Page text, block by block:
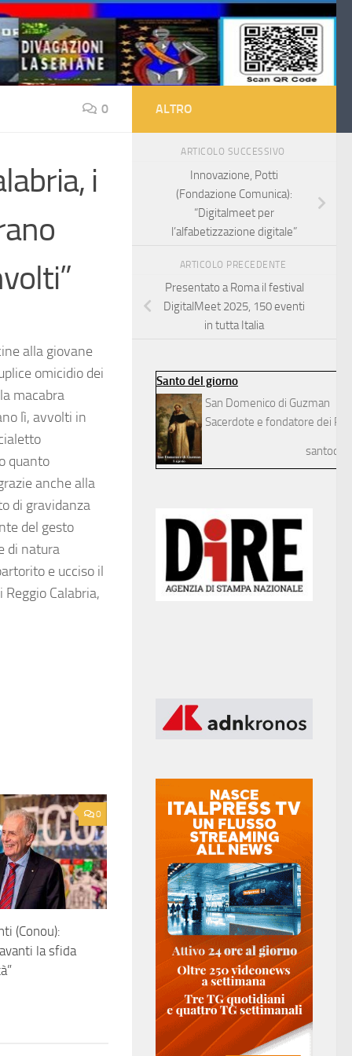
0
i
alla giovane
omicidio dei
macabra
lì, avvolti in
quanto
anche alla
di gravidanza
del gesto
di natura
e ucciso il
Calabria,
0
(Conou):
la sfida
ALTRO
ARTICOLO SUCCESSIVO
Innovazione, Potti
(Fondazione Comunica):
“Digitalmeet per
l’alfabetizzazione digitale”
ARTICOLO PRECEDENTE
Presentato a Roma il festival
DigitalMeet 2025, 150 eventi
in tutta Italia
Santo del giorno
San Domenico di Guzman
Sacerdote e fondatore dei